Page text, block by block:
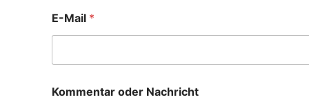
E-Mail *
Kommentar oder Nachricht